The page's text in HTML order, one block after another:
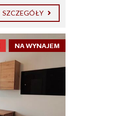
SZCZEGÓŁY
NA WYNAJEM